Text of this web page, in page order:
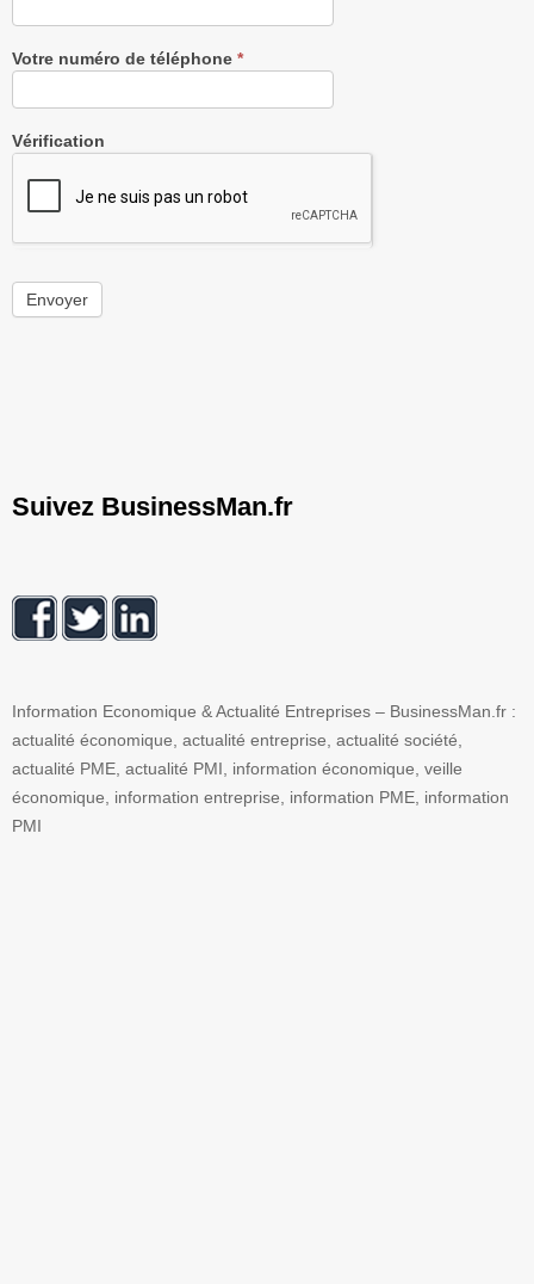
Votre numéro de téléphone *
Vérification
Envoyer
Suivez BusinessMan.fr
Information Economique & Actualité Entreprises – BusinessMan.fr :
actualité économique, actualité entreprise, actualité société,
actualité PME, actualité PMI, information économique, veille
économique, information entreprise, information PME, information
PMI